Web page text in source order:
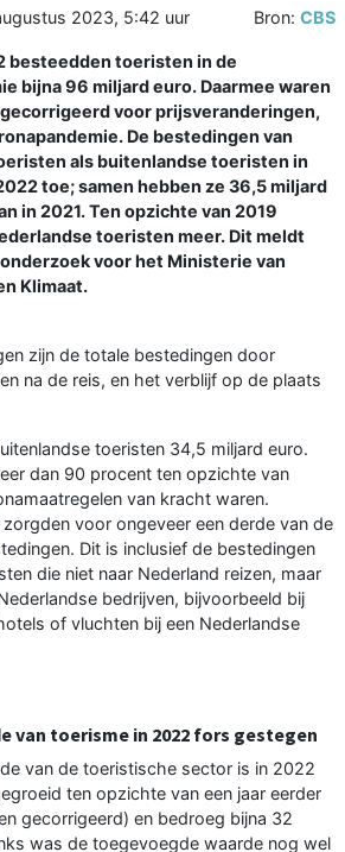
2023, 5:42 uur Bron: CBS
besteedden toeristen in de
bijna 96 miljard euro. Daarmee waren
voor prijsveranderingen,
De bestedingen van
als buitenlandse toeristen in
toe; samen hebben ze 36,5 miljard
in 2021. Ten opzichte van 2019
toeristen meer. Dit meldt
voor het Ministerie van
Klimaat.
zijn de totale bestedingen door
na de reis, en het verblijf op de plaats
toeristen 34,5 miljard euro.
dan 90 procent ten opzichte van
van kracht waren.
voor ongeveer een derde van de
Dit is inclusief de bestedingen
die niet naar Nederland reizen, maar
bedrijven, bijvoorbeeld bij
of vluchten bij een Nederlandse
van toerisme in 2022 fors gestegen
van de toeristische sector is in 2022
ten opzichte van een jaar eerder
gecorrigeerd) en bedroeg bijna 32
was de toegevoegde waarde nog wel